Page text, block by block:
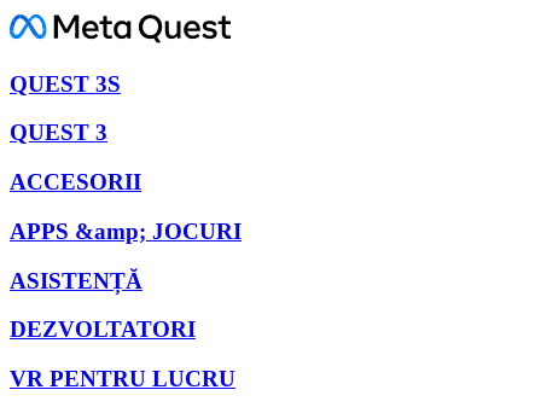
QUEST 3S
QUEST 3
ACCESORII
APPS &amp; JOCURI
ASISTENȚĂ
DEZVOLTATORI
VR PENTRU LUCRU